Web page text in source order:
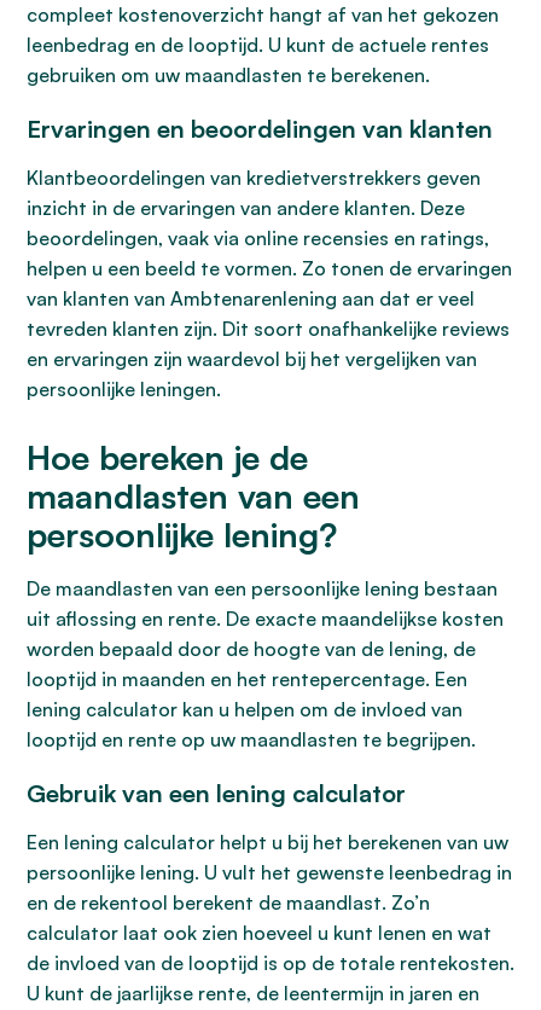
compleet kostenoverzicht hangt af van het gekozen
leenbedrag en de looptijd. U kunt de actuele rentes
gebruiken om uw maandlasten te berekenen.
Ervaringen en beoordelingen van klanten
Klantbeoordelingen van kredietverstrekkers geven
inzicht in de ervaringen van andere klanten. Deze
beoordelingen, vaak via online recensies en ratings,
helpen u een beeld te vormen. Zo tonen de ervaringen
van klanten van Ambtenarenlening aan dat er veel
tevreden klanten zijn. Dit soort onafhankelijke reviews
en ervaringen zijn waardevol bij het vergelijken van
persoonlijke leningen.
Hoe bereken je de
maandlasten van een
persoonlijke lening?
De maandlasten van een persoonlijke lening bestaan
uit aflossing en rente. De exacte maandelijkse kosten
worden bepaald door de hoogte van de lening, de
looptijd in maanden en het rentepercentage. Een
lening calculator kan u helpen om de invloed van
looptijd en rente op uw maandlasten te begrijpen.
Gebruik van een lening calculator
Een lening calculator helpt u bij het berekenen van uw
persoonlijke lening. U vult het gewenste leenbedrag in
en de rekentool berekent de maandlast. Zo’n
calculator laat ook zien hoeveel u kunt lenen en wat
de invloed van de looptijd is op de totale rentekosten.
U kunt de jaarlijkse rente, de leentermijn in jaren en